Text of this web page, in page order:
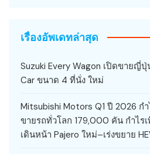
เรื่องอัพเดทล่าสุด
Suzuki Every Wagon เปิดขายญี่
Car ขนาด 4 ที่นั่ง ใหม่
Mitsubishi Motors Q1 ปี 2026 ก
ขายรถทั่วโลก 179,000 คัน กำไร
เดินหน้า Pajero ใหม่–เร่งขยาย